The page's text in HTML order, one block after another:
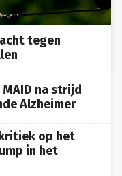
tegen
na strijd
Alzheimer
op het
in het